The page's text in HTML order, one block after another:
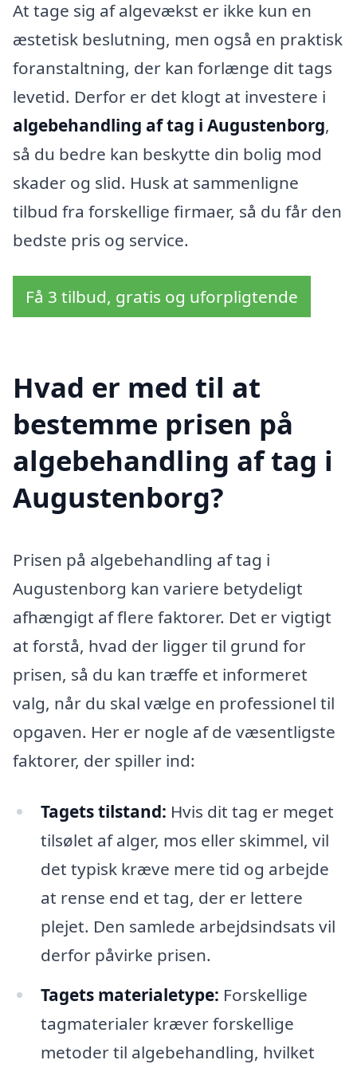
At tage sig af algevækst er ikke kun en
æstetisk beslutning, men også en praktisk
foranstaltning, der kan forlænge dit tags
levetid. Derfor er det klogt at investere i
algebehandling af tag i Augustenborg,
så du bedre kan beskytte din bolig mod
skader og slid. Husk at sammenligne
tilbud fra forskellige firmaer, så du får den
bedste pris og service.
Få 3 tilbud, gratis og uforpligtende
Hvad er med til at
bestemme prisen på
algebehandling af tag i
Augustenborg?
Prisen på algebehandling af tag i
Augustenborg kan variere betydeligt
afhængigt af flere faktorer. Det er vigtigt
at forstå, hvad der ligger til grund for
prisen, så du kan træffe et informeret
valg, når du skal vælge en professionel til
opgaven. Her er nogle af de væsentligste
faktorer, der spiller ind:
Tagets tilstand: Hvis dit tag er meget
tilsølet af alger, mos eller skimmel, vil
det typisk kræve mere tid og arbejde
at rense end et tag, der er lettere
plejet. Den samlede arbejdsindsats vil
derfor påvirke prisen.
Tagets materialetype: Forskellige
tagmaterialer kræver forskellige
metoder til algebehandling, hvilket